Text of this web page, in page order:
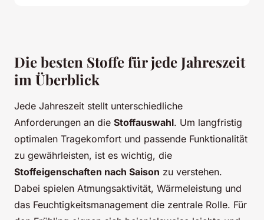
Die besten Stoffe für jede Jahreszeit
im Überblick
Jede Jahreszeit stellt unterschiedliche
Anforderungen an die Stoffauswahl. Um langfristig
optimalen Tragekomfort und passende Funktionalität
zu gewährleisten, ist es wichtig, die
Stoffeigenschaften nach Saison zu verstehen.
Dabei spielen Atmungsaktivität, Wärmeleistung und
das Feuchtigkeitsmanagement die zentrale Rolle. Für